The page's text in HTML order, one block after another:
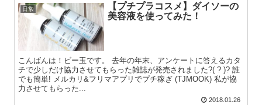
日常
【プチプラコスメ】ダイソーの
美容液を使ってみた！
こんばんは！ビー玉です。 去年の年末、アンケートに答えるカタ
チで少しだけ協力させてもらった雑誌が発売されました?( ? )? 誰
でも簡単! メルカリ&フリマアプリでプチ稼ぎ (TJMOOK) 私が協
力させてもらった...
2018.01.26